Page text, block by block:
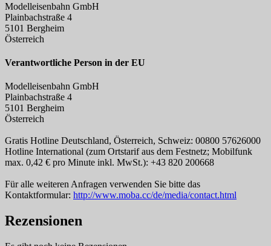
Modelleisenbahn GmbH
Plainbachstraße 4
5101 Bergheim
Österreich
Verantwortliche Person in der EU
Modelleisenbahn GmbH
Plainbachstraße 4
5101 Bergheim
Österreich
Gratis Hotline Deutschland, Österreich, Schweiz: 00800 57626000
Hotline International (zum Ortstarif aus dem Festnetz; Mobilfunk
max. 0,42 € pro Minute inkl. MwSt.): +43 820 200668
Für alle weiteren Anfragen verwenden Sie bitte das
Kontaktformular: http://www.moba.cc/de/media/contact.html
Rezensionen